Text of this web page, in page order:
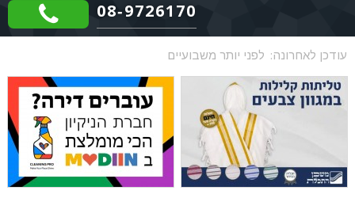
08-9726170
עודכן לאחרונה: לפני יותר משבועיים